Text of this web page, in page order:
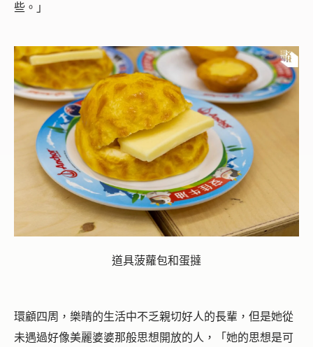
些。」
道具菠蘿包和蛋撻
環顧四周，樂晴的生活中不乏親切好人的長輩，但是她從
未遇過好像美麗婆婆那般思想開放的人，「她的思想是可